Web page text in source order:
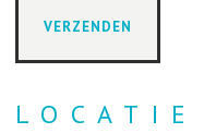
LOCATIE